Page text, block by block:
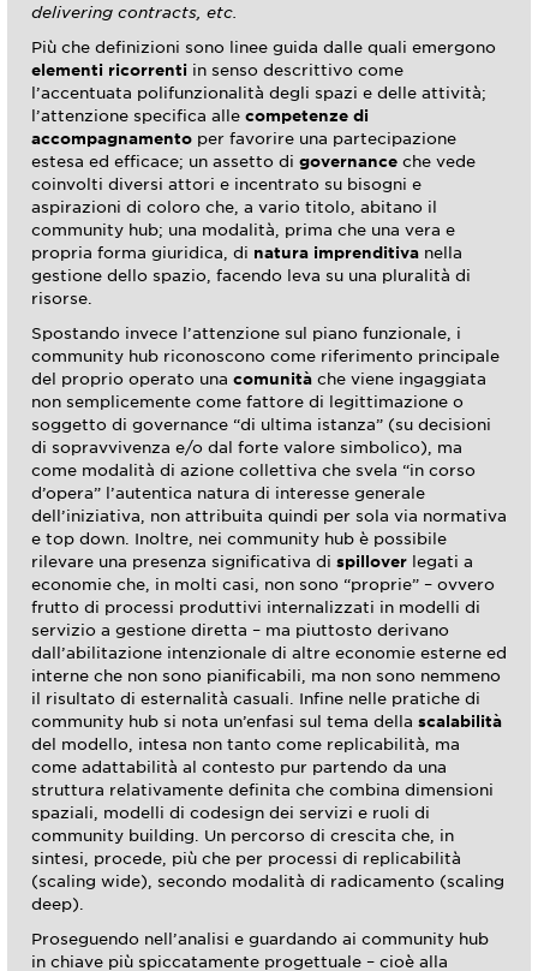
delivering contracts, etc.
Più che definizioni sono linee guida dalle quali emergono
elementi ricorrenti in senso descrittivo come
l’accentuata polifunzionalità degli spazi e delle attività;
l’attenzione specifica alle competenze di
accompagnamento per favorire una partecipazione
estesa ed efficace; un assetto di governance che vede
coinvolti diversi attori e incentrato su bisogni e
aspirazioni di coloro che, a vario titolo, abitano il
community hub; una modalità, prima che una vera e
propria forma giuridica, di natura imprenditiva nella
gestione dello spazio, facendo leva su una pluralità di
risorse.
Spostando invece l’attenzione sul piano funzionale, i
community hub riconoscono come riferimento principale
del proprio operato una comunità che viene ingaggiata
non semplicemente come fattore di legittimazione o
soggetto di governance “di ultima istanza” (su decisioni
di sopravvivenza e/o dal forte valore simbolico), ma
come modalità di azione collettiva che svela “in corso
d’opera” l’autentica natura di interesse generale
dell’iniziativa, non attribuita quindi per sola via normativa
e top down. Inoltre, nei community hub è possibile
rilevare una presenza significativa di spillover legati a
economie che, in molti casi, non sono “proprie” – ovvero
frutto di processi produttivi internalizzati in modelli di
servizio a gestione diretta – ma piuttosto derivano
dall’abilitazione intenzionale di altre economie esterne ed
interne che non sono pianificabili, ma non sono nemmeno
il risultato di esternalità casuali. Infine nelle pratiche di
community hub si nota un’enfasi sul tema della scalabilità
del modello, intesa non tanto come replicabilità, ma
come adattabilità al contesto pur partendo da una
struttura relativamente definita che combina dimensioni
spaziali, modelli di codesign dei servizi e ruoli di
community building. Un percorso di crescita che, in
sintesi, procede, più che per processi di replicabilità
(scaling wide), secondo modalità di radicamento (scaling
deep).
Proseguendo nell’analisi e guardando ai community hub
in chiave più spiccatamente progettuale – cioè alla